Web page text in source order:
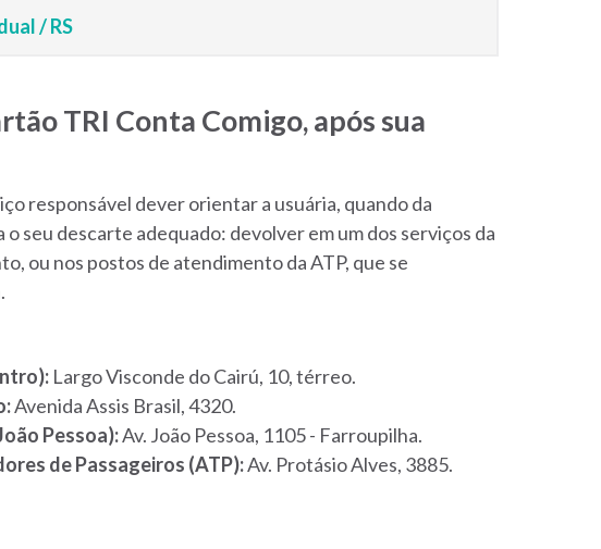
/ RS
TRI Conta Comigo, após sua
responsável dever orientar a usuária, quando da
seu descarte adequado: devolver em um dos serviços da
ou nos postos de atendimento da ATP, que se
Largo Visconde do Cairú, 10, térreo.
Avenida Assis Brasil, 4320.
Pessoa):Av. João Pessoa, 1105 - Farroupilha.
de Passageiros (ATP):Av. Protásio Alves, 3885.